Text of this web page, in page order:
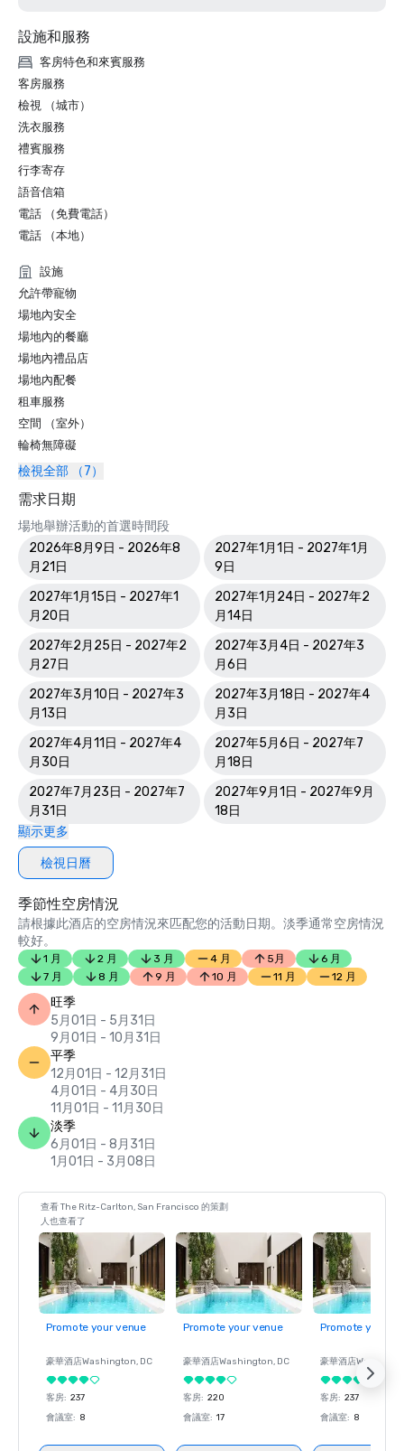
設施和服務
客房特色和來賓服務
客房服務
檢視 （城市）
洗衣服務
禮賓服務
行李寄存
語音信箱
電話 （免費電話）
電話 （本地）
設施
允許帶寵物
場地內安全
場地內的餐廳
場地內禮品店
場地內配餐
租車服務
空間 （室外）
輪椅無障礙
檢視全部 （7）
需求日期
場地舉辦活動的首選時間段
2026年8月9日 - 2026年8
月21日
2027年1月1日 - 2027年1月
9日
2027年1月15日 - 2027年1
月20日
2027年1月24日 - 2027年2
月14日
2027年2月25日 - 2027年2
月27日
2027年3月4日 - 2027年3
月6日
2027年3月10日 - 2027年3
月13日
2027年3月18日 - 2027年4
月3日
2027年4月11日 - 2027年4
月30日
2027年5月6日 - 2027年7
月18日
2027年7月23日 - 2027年7
月31日
2027年9月1日 - 2027年9月
18日
顯示更多
檢視日曆
季節性空房情況
請根據此酒店的空房情況來匹配您的活動日期。淡季通常空房情況
較好。
1 月 2 月 3 月 4 月 5月
6 月
7 月
8 月 9 月 10 月 11 月 12 月
旺季
5月01日 - 5月31日
9月01日 - 10月31日
平季
12月01日 - 12月31日
4月01日 - 4月30日
11月01日 - 11月30日
淡季
6月01日 - 8月31日
1月01日 - 3月08日
查看 The Ritz-Carlton, San Francisco 的策劃
人也查看了
Promote your venue
豪華酒店Washington, DC
客房: 237
會議室: 8
Promote your venue
豪華酒店Washington, DC
客房: 220
會議室: 17
Promote your
豪華酒店
客房: 237
會議室: 8